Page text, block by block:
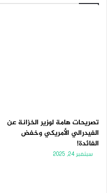
تصريحات هامة لوزير الخزانة عن
الفيدرالي الأمريكي وخفض
الفائدة!
سبتمبر 24, 2025